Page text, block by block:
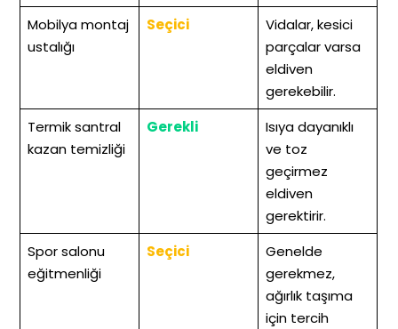
Mobilya montaj
ustalığı
Seçici
Vidalar, kesici
parçalar varsa
eldiven
gerekebilir.
Termik santral
kazan temizliği
Gerekli
Isıya dayanıklı
ve toz
geçirmez
eldiven
gerektirir.
Spor salonu
eğitmenliği
Seçici
Genelde
gerekmez,
ağırlık taşıma
için tercih